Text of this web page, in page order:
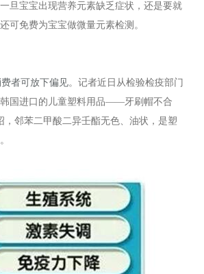
旦宝宝出现营养元素缺乏症状，还是要就
可免费为宝宝做微量元素检测。
者可放下偏见。记者近日从检验检疫部门
国进口的儿童塑料用品——牙刷帽不合
邻苯二甲酸二异壬酯无色、油状，是塑